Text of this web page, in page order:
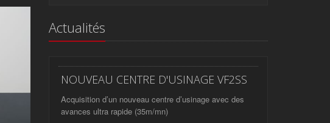
Actualités
NOUVEAU CENTRE D'USINAGE VF2SS
Acquisition d’un nouveau centre d’usinage avec des
avances ultra rapide (35m/mn)